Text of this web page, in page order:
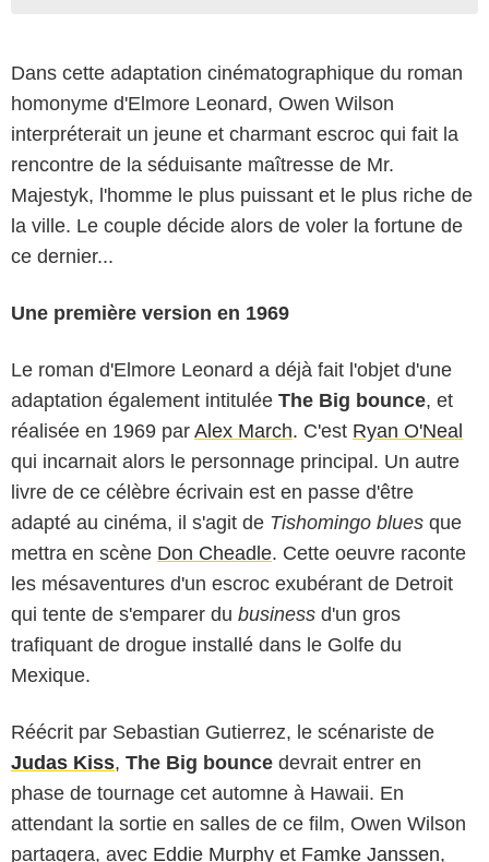
Dans cette adaptation cinématographique du roman
homonyme d'Elmore Leonard, Owen Wilson
interpréterait un jeune et charmant escroc qui fait la
rencontre de la séduisante maîtresse de Mr.
Majestyk, l'homme le plus puissant et le plus riche de
la ville. Le couple décide alors de voler la fortune de
ce dernier...
Une première version en 1969
Le roman d'Elmore Leonard a déjà fait l'objet d'une
adaptation également intitulée The Big bounce, et
réalisée en 1969 par Alex March. C'est Ryan O'Neal
qui incarnait alors le personnage principal. Un autre
livre de ce célèbre écrivain est en passe d'être
adapté au cinéma, il s'agit de Tishomingo blues que
mettra en scène Don Cheadle. Cette oeuvre raconte
les mésaventures d'un escroc exubérant de Detroit
qui tente de s'emparer du business d'un gros
trafiquant de drogue installé dans le Golfe du
Mexique.
Réécrit par Sebastian Gutierrez, le scénariste de
Judas Kiss, The Big bounce devrait entrer en
phase de tournage cet automne à Hawaii. En
attendant la sortie en salles de ce film, Owen Wilson
partagera, avec Eddie Murphy et Famke Janssen,